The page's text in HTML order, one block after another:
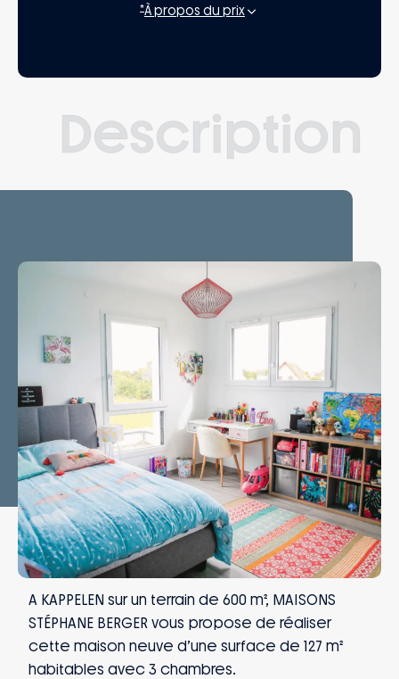
*À propos du prix
Description
A KAPPELEN sur un terrain de 600 m², MAISONS
STÉPHANE BERGER vous propose de réaliser
cette maison neuve d’une surface de 127 m²
habitables avec 3 chambres.